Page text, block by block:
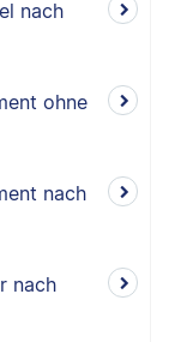
nach
ohne
nach
nach